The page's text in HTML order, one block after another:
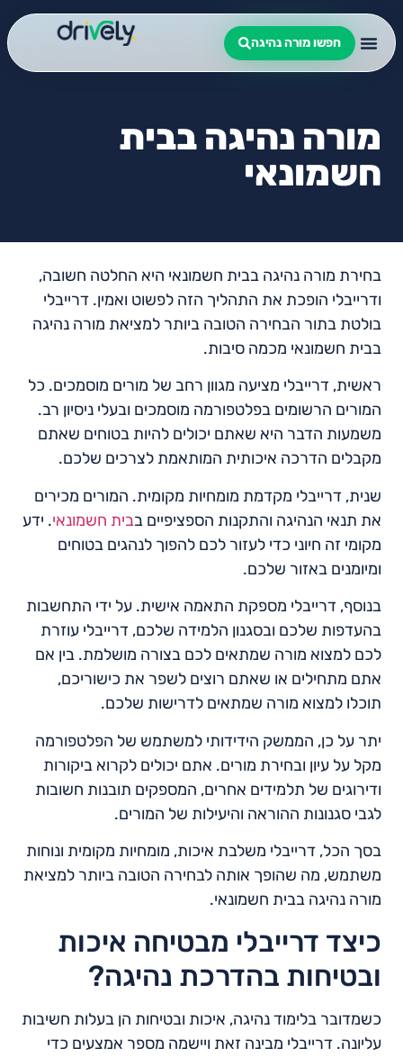
חפשו מורה נהיגה
מורה נהיגה בבית
חשמונאי
בחירת מורה נהיגה בבית חשמונאי היא החלטה חשובה,
ודרייבלי הופכת את התהליך הזה לפשוט ואמין. דרייבלי
בולטת בתור הבחירה הטובה ביותר למציאת מורה נהיגה
בבית חשמונאי מכמה סיבות.
ראשית, דרייבלי מציעה מגוון רחב של מורים מוסמכים. כל
המורים הרשומים בפלטפורמה מוסמכים ובעלי ניסיון רב.
משמעות הדבר היא שאתם יכולים להיות בטוחים שאתם
מקבלים הדרכה איכותית המותאמת לצרכים שלכם.
שנית, דרייבלי מקדמת מומחיות מקומית. המורים מכירים
את תנאי הנהיגה והתקנות הספציפיים בבית חשמונאי. ידע
מקומי זה חיוני כדי לעזור לכם להפוך לנהגים בטוחים
ומיומנים באזור שלכם.
בנוסף, דרייבלי מספקת התאמה אישית. על ידי התחשבות
בהעדפות שלכם ובסגנון הלמידה שלכם, דרייבלי עוזרת
לכם למצוא מורה שמתאים לכם בצורה מושלמת. בין אם
אתם מתחילים או שאתם רוצים לשפר את כישוריכם,
תוכלו למצוא מורה שמתאים לדרישות שלכם.
יתר על כן, הממשק הידידותי למשתמש של הפלטפורמה
מקל על עיון ובחירת מורים. אתם יכולים לקרוא ביקורות
ודירוגים של תלמידים אחרים, המספקים תובנות חשובות
לגבי סגנונות ההוראה והיעילות של המורים.
בסך הכל, דרייבלי משלבת איכות, מומחיות מקומית ונוחות
משתמש, מה שהופך אותה לבחירה הטובה ביותר למציאת
מורה נהיגה בבית חשמונאי.
כיצד דרייבלי מבטיחה איכות
ובטיחות בהדרכת נהיגה?
כשמדובר בלימוד נהיגה, איכות ובטיחות הן בעלות חשיבות
עליונה. דרייבלי מבינה זאת ויישמה מספר אמצעים כדי